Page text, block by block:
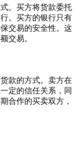
。买方将货款委托
。买方的银行只有
交易的安全性。这
交易。
款的方式。卖方在
定的信任关系，同
合作的买卖双方，